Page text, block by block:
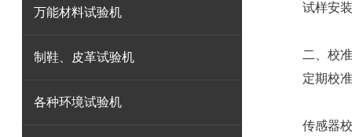
万能材料试验机
制鞋、皮革试验机
各种环境试验机
试样安装
二、校准
定期校准：
传感器校